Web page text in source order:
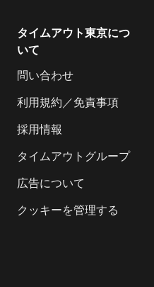
タイムアウト東京につ
いて
問い合わせ
利用規約／免責事項
採用情報
タイムアウトグループ
広告について
クッキーを管理する